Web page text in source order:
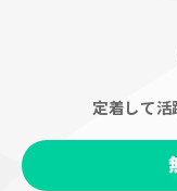
定着して